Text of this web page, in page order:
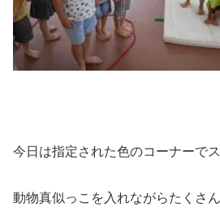
今日は指定された色のコーナーで
動物真似っこを入れながらたくさ